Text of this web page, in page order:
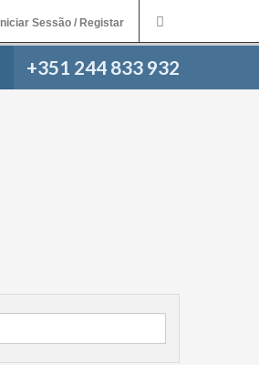
Iniciar Sessão / Registar
+351 244 833 932